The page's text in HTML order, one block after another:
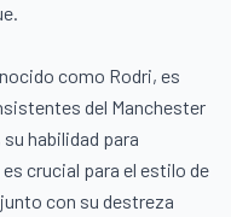
como Rodri, es
del Manchester
habilidad para
crucial para el estilo de
con su destreza